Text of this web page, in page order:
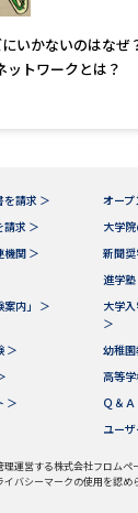
受験準備
べる
由 テ
問発見
いかないのはなぜ
トワークとは？
請求 ＞
オー
求 ＞
大学
関 ＞
新聞
進学
内」 ＞
大学
＞
＞
幼稚
高等
＞
Ｑ＆
ユー
理運営する株式会社フロムペ
バシーマークの使用を認め